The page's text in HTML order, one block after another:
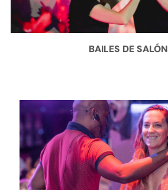
BAILES DE SALÓN